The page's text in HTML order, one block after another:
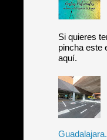
Si quieres
pincha este
aquí.
Guadalajara.